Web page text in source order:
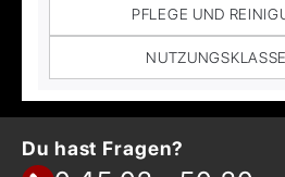
PFLEGE UND
Du hast Fragen?